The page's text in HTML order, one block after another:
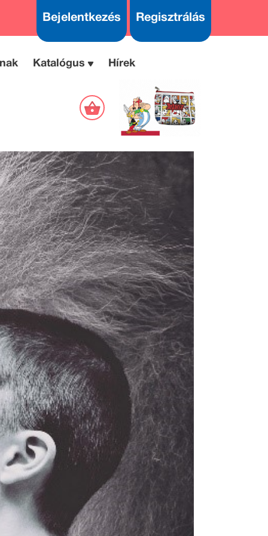
Bejelentkezés Regisztrálás
Katalógus Hírek